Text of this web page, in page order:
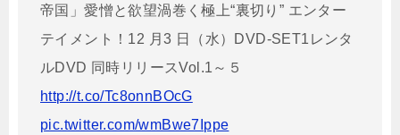
帝国」愛憎と欲望渦巻く極上“裏切り” エンター
テイメント！12 月3 日（水）DVD-SET1レンタ
ルDVD 同時リリースVol.1～５
http://t.co/Tc8onnBOcG
pic.twitter.com/wmBwe7Ippe